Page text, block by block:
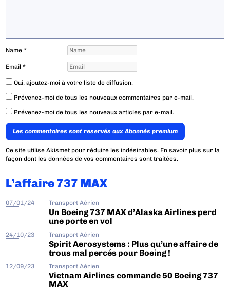
Name*
Email*
Oui, ajoutez-moi à votre liste de diffusion.
Prévenez-moi de tous les nouveaux commentaires par e-mail.
Prévenez-moi de tous les nouveaux articles par e-mail.
Les commentaires sont reservés aux Abonnés premium
Ce site utilise Akismet pour réduire les indésirables. En savoir plus sur la
façon dont les données de vos commentaires sont traitées.
L’affaire 737 MAX
07/01/24 Transport Aérien
Un Boeing 737 MAX d’Alaska Airlines perd
une porte en vol
24/10/23 Transport Aérien
Spirit Aerosystems : Plus qu’une affaire de
trous mal percés pour Boeing !
12/09/23 Transport Aérien
Vietnam Airlines commande 50 Boeing 737
MAX